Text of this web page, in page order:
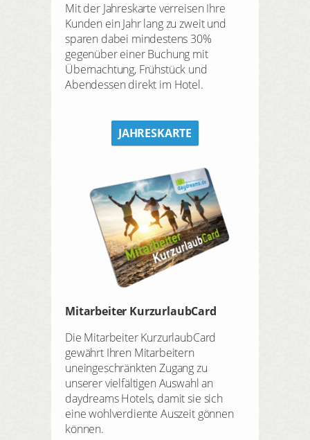
Mit der Jahreskarte verreisen Ihre
Kunden ein Jahr lang zu zweit und
sparen dabei mindestens 30%
gegenüber einer Buchung mit
Übernachtung, Frühstück und
Abendessen direkt im Hotel.
JAHRESKARTE
Mitarbeiter KurzurlaubCard
Die Mitarbeiter KurzurlaubCard
gewährt Ihren Mitarbeitern
uneingeschränkten Zugang zu
unserer vielfältigen Auswahl an
daydreams Hotels, damit sie sich
eine wohlverdiente Auszeit gönnen
können.